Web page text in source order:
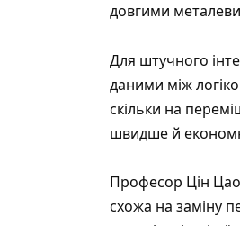
довгими
Для штучного
даними між
скільки на
швидше й
Професор Цін
схожа на заміну